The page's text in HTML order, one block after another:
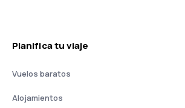
Planifica tu viaje
Vuelos baratos
Alojamientos